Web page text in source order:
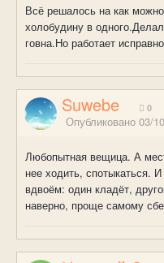
Всё решалось на как
холобудину в
говна.Но работает
Suwebe 0
Опубликовано 03/
Любопытная вещица. А
нее ходить, спотыкаться.
вдвоём: один кладёт,
наверно, проще самому